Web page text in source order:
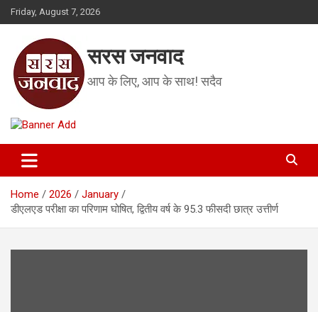
Skip
to
Friday, August 7, 2026
सरस जनवाद
आप के लिए, आप के साथ! सदैव
Home 2026
January
डीएलएड परीक्षा का परिणाम घोषित, द्वितीय वर्ष के 95.3 फीसदी छात्र उत्तीर्ण